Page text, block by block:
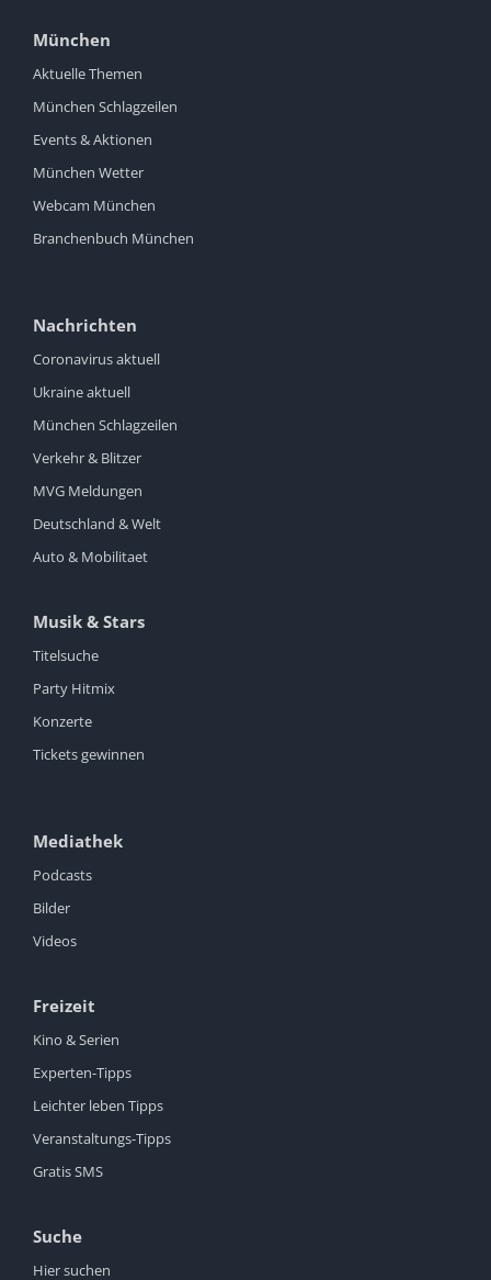
München
Aktuelle Themen
München Schlagzeilen
Events & Aktionen
München Wetter
Webcam München
Branchenbuch München
Nachrichten
Coronavirus aktuell
Ukraine aktuell
München Schlagzeilen
Verkehr & Blitzer
MVG Meldungen
Deutschland & Welt
Auto & Mobilitaet
Musik & Stars
Titelsuche
Party Hitmix
Konzerte
Tickets gewinnen
Mediathek
Podcasts
Bilder
Videos
Freizeit
Kino & Serien
Experten-Tipps
Leichter leben Tipps
Veranstaltungs-Tipps
Gratis SMS
Suche
Hier suchen